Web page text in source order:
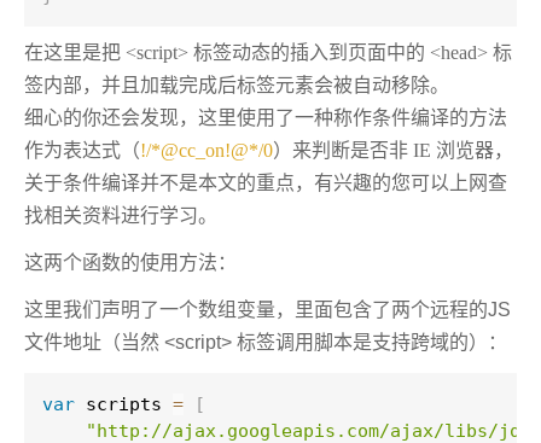
在这里是把 <script> 标签动态的插入到页面中的 <head> 标
签内部，并且加载完成后标签元素会被自动移除。
细心的你还会发现，这里使用了一种称作条件编译的方法
作为表达式（!/*@cc_on!@*/0）来判断是否非 IE 浏览器，
关于条件编译并不是本文的重点，有兴趣的您可以上网查
找相关资料进行学习。
这两个函数的使用方法：
这里我们声明了一个数组变量，里面包含了两个远程的JS
文件地址（当然 <script> 标签调用脚本是支持跨域的）：
var scripts =
[
"http://ajax.googleapis.com/ajax/libs/